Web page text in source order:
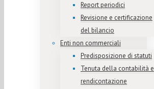
Report periodici
Revisione e certificazione
del bilancio
Enti non commerciali
Predisposizione di statuti
Tenuta della contabilità e
rendicontazione